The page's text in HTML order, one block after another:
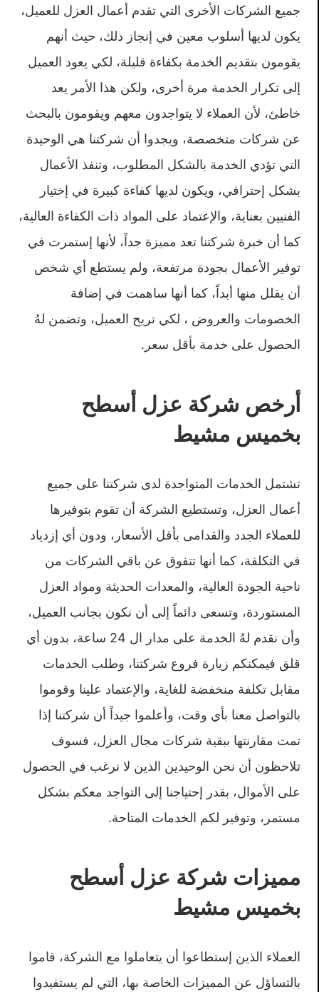
جميع الشركات الأخرى التي تقدم أعمال العزل للعميل،
يكون لديها أسلوب معين في إنجاز ذلك، حيث أنهم
يقومون بتقديم الخدمة بكفاءة قليلة، لكي يعود العميل
إلى تكرار الخدمة مرة أخرى، ولكن هذا الأمر يعد
خاطئ، لأن العملاء لا يتواجدون معهم ويقومون بالبحث
عن شركات متخصصة، ويجدوا أن شركتنا هي الوحيدة
التي تؤدي الخدمة بالشكل المطلوب، وتنفذ الأعمال
بشكل إحترافي، ويكون لديها كفاءة كبيرة في إختيار
الفنيين بعناية، والإعتماد على المواد ذات الكفاءة العالية،
كما أن خبرة شركتنا تعد مميزة جداً، لأنها إستمرت في
توفير الأعمال بجودة مرتفعة، ولم يستطع أي شخص
أن يقلل منها أبداً، كما أنها ساهمت في إضافة
الخصومات والعروض ، لكي تريح العميل، وتضمن لهُ
الحصول على خدمة بأقل سعر.
أرخص شركة عزل أسطح
بخميس مشيط
تشتمل الخدمات المتواجدة لدى شركتنا على جميع
أعمال العزل، وتستطيع الشركة أن تقوم بتوفيرها
للعملاء الجدد والقدامى بأقل الأسعار، ودون أي إزدياد
في التكلفة، كما أنها تتفوق عن باقي الشركات من
ناحية الجودة العالية، والمعدات الحديثة ومواد العزل
المستوردة، وتسعى دائماً إلى أن نكون بجانب العميل،
وأن نقدم لهُ الخدمة على مدار ال 24 ساعة، بدون أي
قلق فيمكنكم زيارة فروع شركتنا، وطلب الخدمات
مقابل تكلفة منخفضة للغاية، والإعتماد علينا وقوموا
بالتواصل معنا بأي وقت، وأعلموا جيداً أن شركتنا إذا
تمت مقارنتها ببقية شركات مجال العزل، فسوف
تلاحظون أن نحن الوحيدين الذين لا نرغب في الحصول
على الأموال، بقدر إحتياجنا إلى التواجد معكم بشكل
مستمر، وتوفير لكم الخدمات المتاحة.
مميزات شركة عزل أسطح
بخميس مشيط
العملاء الذين إستطاعوا أن يتعاملوا مع الشركة، قاموا
بالتساؤل عن المميزات الخاصة بها، التي لم يستفيدوا